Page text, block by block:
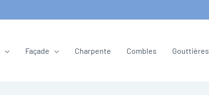
Façade Charpente Combles Gouttières